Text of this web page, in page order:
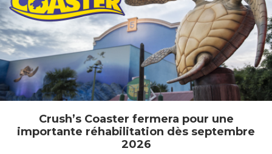
Crush’s Coaster fermera pour une
importante réhabilitation dès septembre
2026